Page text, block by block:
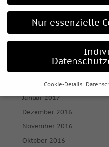
Juli 2017
Juni 2017
Mai 2017
Februar 2017
Januar 2017
Dezember 2016
November 2016
Oktober 2016
Nur essenzielle
Cookie-Details
Wenn Sie unter 16 Jahre alt
freiwilligen Diensten geben